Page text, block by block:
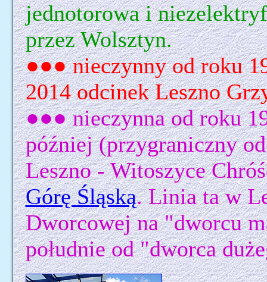
jednotorowa i
przez Wolsztyn.
●●● nieczynny od roku
2014 odcinek Leszno
●●● nieczynna od roku
później (przygraniczny
Leszno - Witoszyce
Górę Śląską. Linia ta w
Dworcowej na "dworcu
południe od "dworca